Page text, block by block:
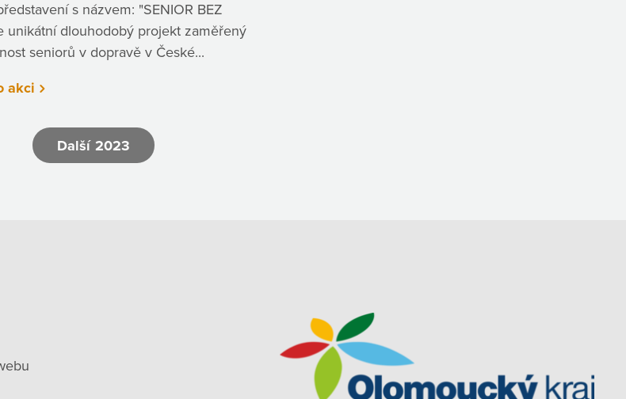
s názvem: "SENIOR BEZ
unikátní dlouhodobý projekt zaměřený
seniorů v dopravě v České...
akci
Další 2023